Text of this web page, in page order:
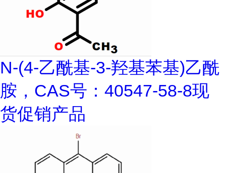
N-(4-乙酰基-3-羟基苯基)乙酰
胺，CAS号：40547-58-8现
货促销产品